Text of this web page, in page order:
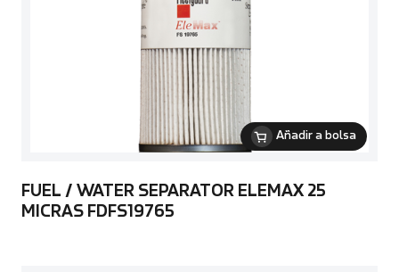
Añadir a bolsa
FUEL / WATER SEPARATOR ELEMAX 25
MICRAS FDFS19765